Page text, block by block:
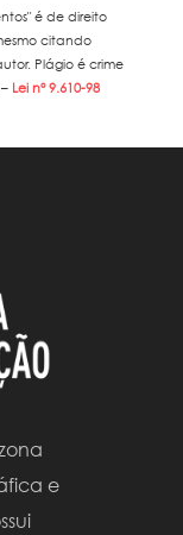
" é de direito
citando
Plágio é crime
Lei n° 9.610-98
e